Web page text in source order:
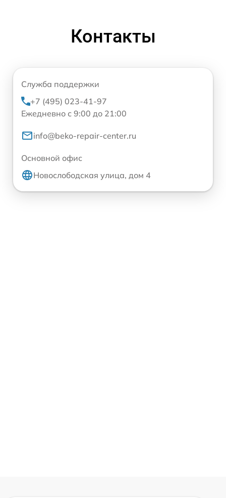
Контакты
Служба поддержки
+7 (495) 023-41-97
Ежедневно с 9:00 до 21:00
info@beko-repair-center.ru
Основной офис
Новослободская улица, дом 4